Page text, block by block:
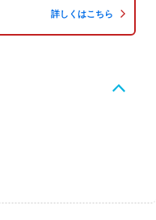
詳しくはこちら